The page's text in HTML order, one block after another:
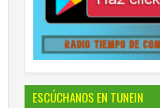
ESCÚCHANOS EN TUNEIN